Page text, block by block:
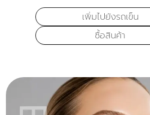
เพิ่มไปยังรถเข็น
ซื้อสินค้า